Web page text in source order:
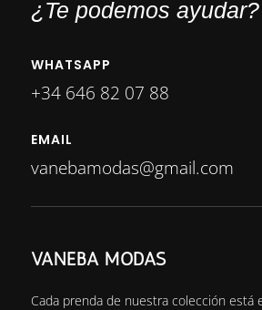
¿Te podemos ayudar?
WHATSAPP
+34 646 82 07 88
EMAIL
vanebamodas@gmail.com
VANEBA MODAS
Cada prenda de nuestra colección está